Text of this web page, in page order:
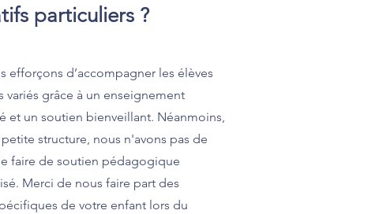
particuliers ?
efforçons d’accompagner les élèves
variés grâce à un enseignement
et un soutien bienveillant. Néanmoins,
structure, nous n'avons pas de
faire de soutien pédagogique
Merci de nous faire part des
de votre enfant lors du